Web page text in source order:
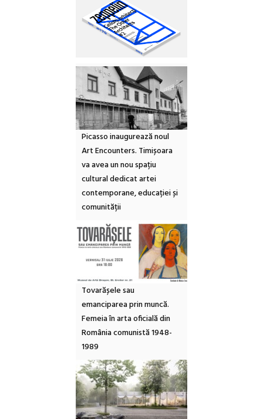
Picasso inaugurează noul
Art Encounters. Timișoara
va avea un nou spațiu
cultural dedicat artei
contemporane, educației și
comunității
Tovarășele sau
emanciparea prin muncă.
Femeia în arta oficială din
România comunistă 1948-
1989